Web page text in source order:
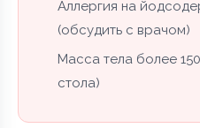
Аллергия на
(обсудить с врачом)
Масса тела более
стола)